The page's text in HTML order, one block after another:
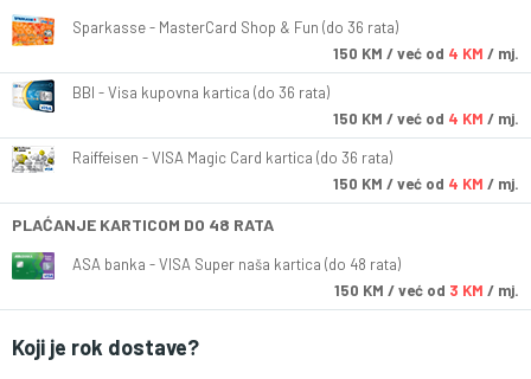
Sparkasse - MasterCard Shop & Fun (do 36 rata)
150 KM / već od 4 KM / mj.
BBI - Visa kupovna kartica (do 36 rata)
150 KM / već od 4 KM / mj.
Raiffeisen - VISA Magic Card kartica (do 36 rata)
150 KM / već od 4 KM / mj.
PLAĆANJE KARTICOM DO 48 RATA
ASA banka - VISA Super naša kartica (do 48 rata)
150 KM / već od 3 KM / mj.
Koji je rok dostave?